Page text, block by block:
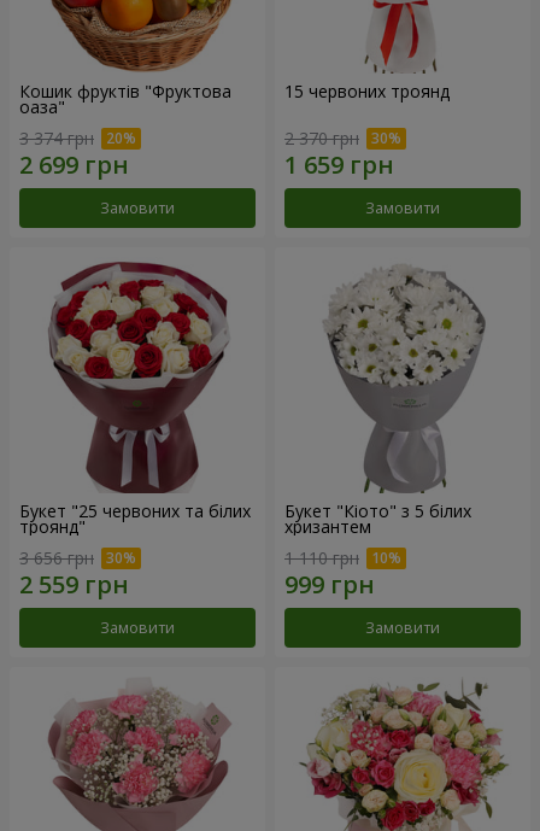
Кошик фруктів "Фруктова
оаза"
3 374 грн
Замовити
15 червоних троянд
2 370 грн
Замовити
Букет "25 червоних та білих
троянд"
3 656 грн
Замовити
Букет "Кіото" з 5 білих
хризантем
1 110 грн
Замовити